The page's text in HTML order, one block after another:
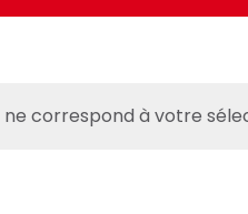
correspond à votre